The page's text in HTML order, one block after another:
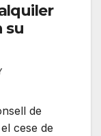
su
de
cese de